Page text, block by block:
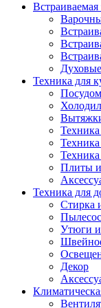
Встраиваемая
Техника для
Плиты
Техника для
Стирка
Утюги и
Декор